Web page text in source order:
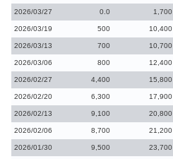
2026/03/27 0.0 1,700
2026/03/19 500 10,400
2026/03/13 700 10,700
2026/03/06 800 12,400
2026/02/27 4,400 15,800
2026/02/20 6,300 17,900
2026/02/13 9,100 20,800
2026/02/06 8,700 21,200
2026/01/30 9,500 23,700